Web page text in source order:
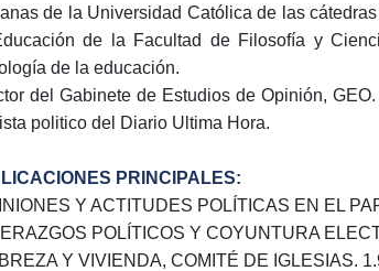
de la Universidad Católica de las
de la Facultad de Filosofía y
de la educación.
del Gabinete de Estudios de Opinión,
politico del Diario Ultima Hora.
PRINCIPALES:
Y ACTITUDES POLÍTICAS EN EL
POLÍTICOS Y COYUNTURA
Y VIVIENDA, COMITÉ DE IGLESIAS.